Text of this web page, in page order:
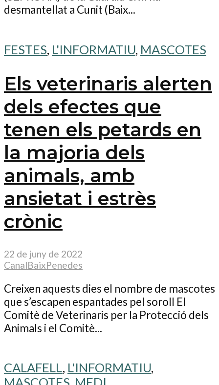
desmantellat a Cunit (Baix...
FESTES, L'INFORMATIU, MASCOTES
Els veterinaris alerten
dels efectes que
tenen els petards en
la majoria dels
animals, amb
ansietat i estrès
crònic
22 de juny de 2022
CanalBaixPenedes
Creixen aquests dies el nombre de mascotes
que s’escapen espantades pel soroll El
Comitè de Veterinaris per la Protecció dels
Animals i el Comitè...
CALAFELL, L'INFORMATIU,